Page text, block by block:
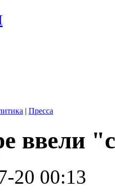
| Пресса
ввели
20 00:13